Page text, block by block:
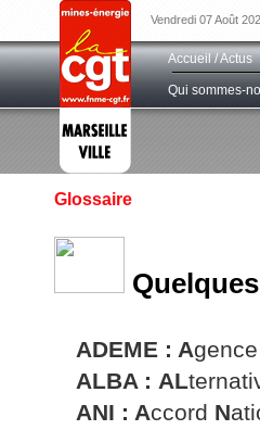
Vendredi 07 Août
Accueil / Actus
Qui sommes-
Glossaire
ADEME : Agence
ALBA : AL
ANI : Accord N